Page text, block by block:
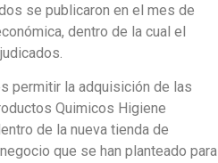
se publicaron en el mes de
dentro de la cual el
permitir la adquisición de las
Quimicos Higiene
de la nueva tienda de
que se han planteado para